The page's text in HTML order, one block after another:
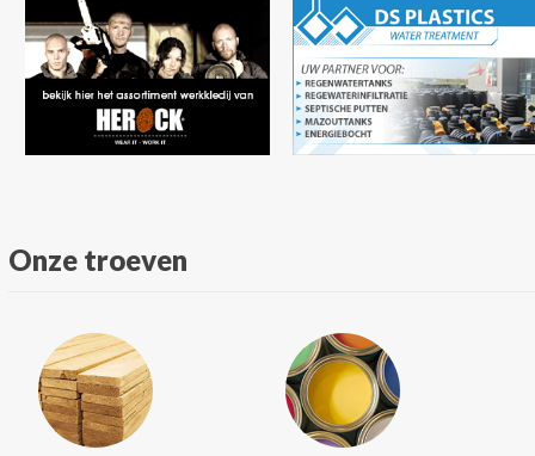
Onze troeven